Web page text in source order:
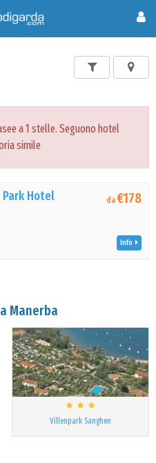
a 1 stelle. Seguono hotel
simile
Hotel
da€178
Info
Manerba
Villenpark Sanghen